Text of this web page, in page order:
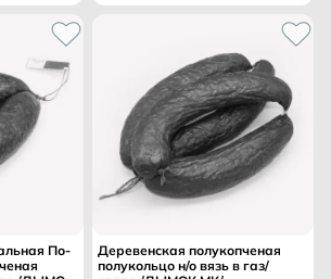
По-
Деревенская полукопченая
полукольцо н/о вязь в газ/